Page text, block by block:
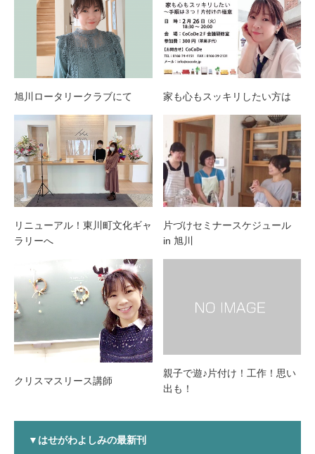
旭川ロータリークラブにて 家も心もスッキリしたい方は
リニューアル！東川町文化ギャ
ラリーへ
片づけセミナースケジュール
in 旭川
クリスマスリース講師
親子で遊♪片付け！工作！思い
出も！
▼はせがわよしみの最新刊